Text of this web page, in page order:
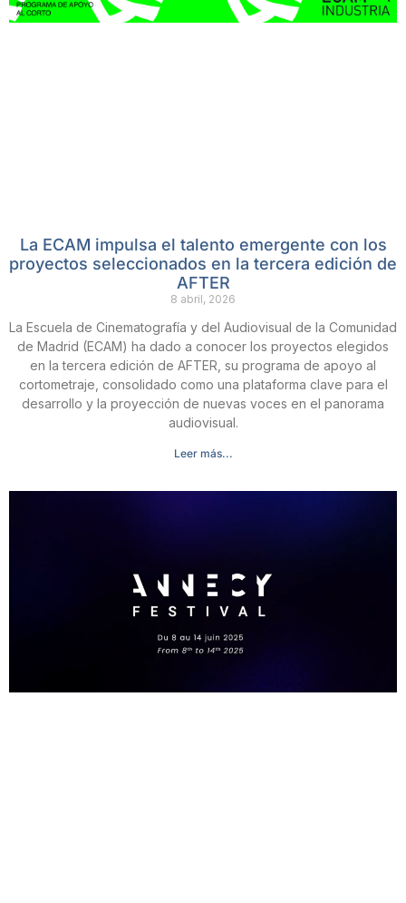
La ECAM impulsa el talento emergente con los
proyectos seleccionados en la tercera edición de
AFTER
8 abril, 2026
La Escuela de Cinematografía y del Audiovisual de la Comunidad
de Madrid (ECAM) ha dado a conocer los proyectos elegidos
en la tercera edición de AFTER, su programa de apoyo al
cortometraje, consolidado como una plataforma clave para el
desarrollo y la proyección de nuevas voces en el panorama
audiovisual.
Leer más...